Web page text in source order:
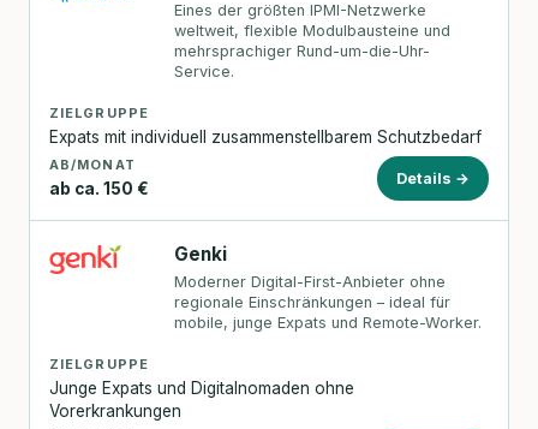
Eines der größten IPMI-Netzwerke
weltweit, flexible Modulbausteine und
mehrsprachiger Rund-um-die-Uhr-
Service.
ZIELGRUPPE
Expats mit individuell zusammenstellbarem Schutzbedarf
AB/MONAT
ab ca. 150 €
Details →
Genki
Moderner Digital-First-Anbieter ohne
regionale Einschränkungen – ideal für
mobile, junge Expats und Remote-Worker.
ZIELGRUPPE
Junge Expats und Digitalnomaden ohne
Vorerkrankungen